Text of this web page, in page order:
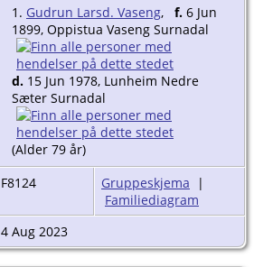
1. Gudrun Larsd. Vaseng, f. 6 Jun
1899, Oppistua Vaseng Surnadal
d. 15 Jun 1978, Lunheim Nedre
Sæter Surnadal
(Alder 79 år)
F8124 Gruppeskjema |
Familiediagram
4 Aug 2023